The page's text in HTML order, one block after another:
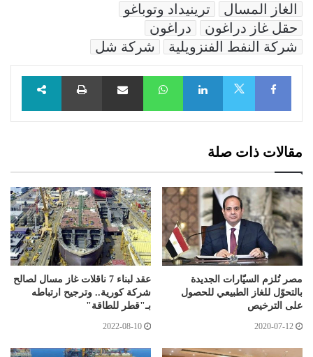
الغاز المسال
ترينيداد وتوباغو
حقل غاز دراغون
دراغون
شركة النفط الفنزويلية
شركة شل
Facebook
LinkedIn
WhatsAppمشاركة عبر البريد طباعة
مقالات ذات صلة
مصر تُلزم السيّارات الجديدة
بالتحوّل للغاز الطبيعي للحصول
على الترخيص
2020-07-12
عقد لبناء 7 ناقلات غاز مسال لصالح
شركة كورية.. وترجيح ارتباطه
بـ"قطر للطاقة"
2022-08-10